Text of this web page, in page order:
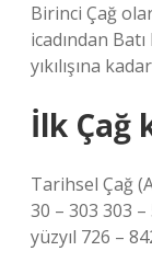
Birinci Çağ
icadından
yıkılışına
İlk Çağ
Tarihsel Çağ
30 – 303 303 –
yüzyıl 726 –